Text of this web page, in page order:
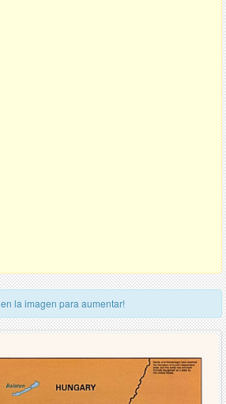
en la imagen para aumentar!